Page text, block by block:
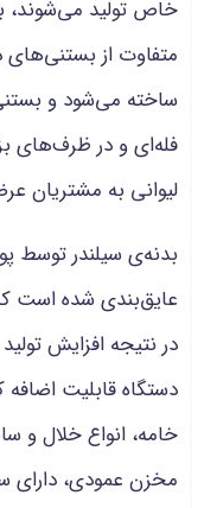
خاص تولید می‌شوند،
متفاوت از
ساخته می‌شود و
فله‌ای و در ظرف‌های
لیوانی به مشتریان
بدنه‌ی سیلندر توسط
عایق‌بندی شده است
در نتیجه افزایش
دستگاه قابلیت
خامه، انواع خلال و
مخزن عمودی، دارای